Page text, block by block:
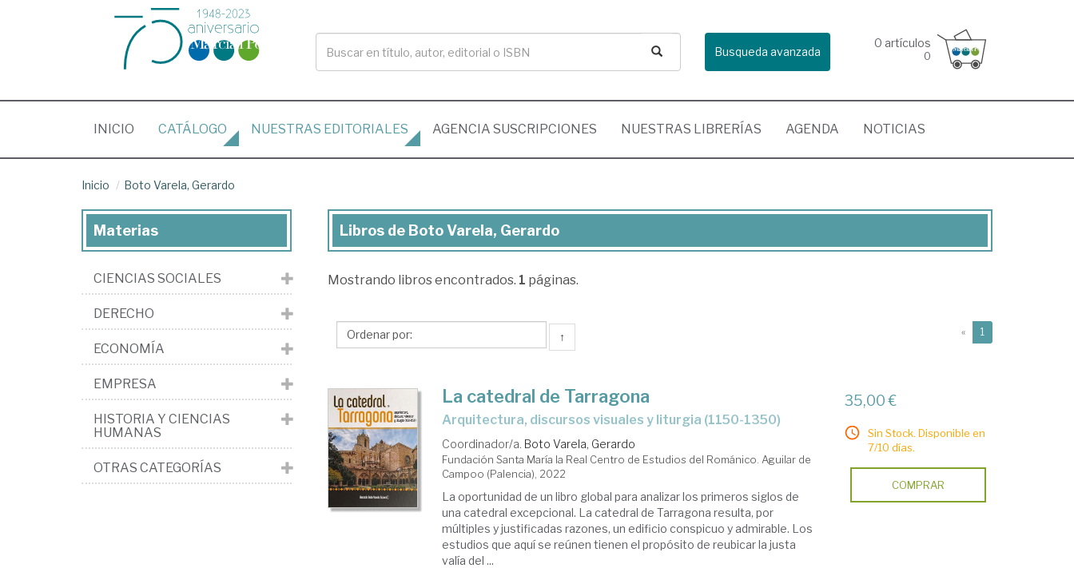
Busqueda avanzada
0 artículos
0
INICIO (CURRENT)
CATÁLOGO NUESTRAS EDITORIALES AGENCIA SUSCRIPCIONES NUESTRAS LIBRERÍAS AGENDA NOTICIAS
Inicio Boto Varela, Gerardo
Libros
Boto
Gerardo
Libros de Boto Varela, Gerardo
Mostrando libros encontrados. 1 páginas.
↑ « 1
La catedral de Tarragona
arquitectura, discursos visuales y liturgia (1150-1350)
Coordinador/a. Boto Varela, Gerardo
Fundación Santa María la Real Centro de Estudios del Románico. Aguilar de
Campoo (Palencia), 2022
La oportunidad de un libro global para analizar los primeros siglos de
una catedral excepcional. La catedral de Tarragona resulta, por
múltiples y justificadas razones, un edificio conspicuo y admirable. Los
estudios que aquí se reúnen tienen el propósito de reubicar la justa
valía del ...
35,00 €
Sin Stock. Disponible en
7/10 días.
COMPRAR
Materias
CIENCIAS SOCIALES
DERECHO
ECONOMÍA
EMPRESA
HISTORIA Y CIENCIAS
HUMANAS
OTRAS CATEGORÍAS